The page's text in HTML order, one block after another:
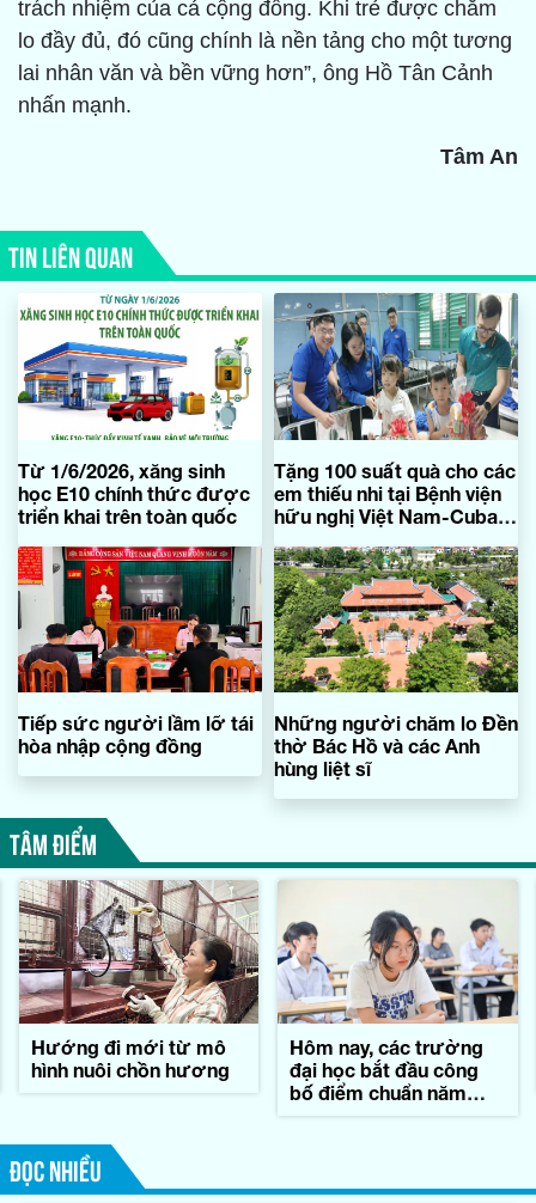
trách nhiệm của cả cộng đồng. Khi trẻ được chăm
lo đầy đủ, đó cũng chính là nền tảng cho một tương
lai nhân văn và bền vững hơn”, ông Hồ Tân Cảnh
nhấn mạnh.
Tâm An
TIN LIÊN QUAN
Từ 1/6/2026, xăng sinh
học E10 chính thức được
triển khai trên toàn quốc
Tặng 100 suất quà cho các
em thiếu nhi tại Bệnh viện
hữu nghị Việt Nam-Cuba
Tiếp sức người lầm lỡ tái
hòa nhập cộng đồng
Những người chăm lo Đền
thờ Bác Hồ và các Anh
hùng liệt sĩ
TÂM ĐIỂM
Hướng đi mới từ mô
hình nuôi chồn hương
Hôm nay, các trường
đại học bắt đầu công
bố điểm chuẩn năm
ĐỌC NHIỀU